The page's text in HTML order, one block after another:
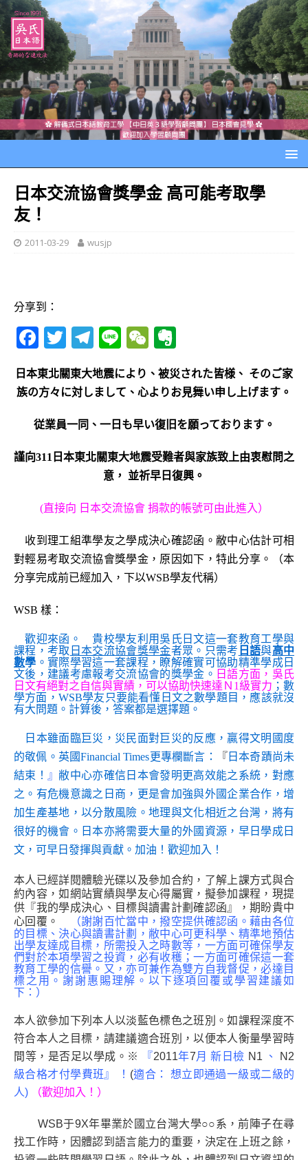
日本交流協會獎學金 高可能考取學
友！
2011-03-29 wusjp
分享到：
F
a
c
e
b
o
o
T
w
it
te
r
T
el
e
g
ra
m
Li
e
W
e
C
h
at
e
r
n
o
te
日本東北關東大地震により、被災された皆様、 そのご家
族の方々に対しまして、心よりお見舞い申し上げます。
従業員一同、一日も早い復旧を願っております。
謹向311日本東北關東大地震受難者與家族致上由衷慰問之
意，
並祈早日復興。
(直接向 日本交流協會 捐款的帳號可由此進入）
收到理工組準學友之學成決心確認函。敝中心估計可相
對輕易考取交流協會獎學金，原因如下，特此分享。（本
分享完成前已經加入，下以WSB學友代稱）
WSB 樣：
歡迎來函。 貴校學友利用吳氏日文這一套教育工學與
課程，考取 日本交流協會獎學金者眾。只需考 日語與高中
數學 。實際學習這一套課程，瞭解確實可協助精準學成日
文後，建議考慮報考交流協會的獎學金。 日語方面，吳氏
日文有絕對之自信與實績，可以協助快速達Ｎ1級實力 ；數
學方面，WSB學友只要能看懂日文之數學題目，應該就沒
有大問題。計算後，答案都是選擇題。
日本雖面臨巨災， 災民面對巨災的反應，贏得文明國度
的敬佩。 英國Financial Times更專欄斷言： 『 日本奇蹟尚未
結束！ 』 敝中心亦確信日本會發明更高效能之系統，對應
之。有危機意識之日商，更是會加強與外國企業合作，增
加生產基地，以分散風險。地理與文化相近之台灣，將有
很好的機會。日本亦將需要大量的外國資源，早日學成日
文，可早日發揮與貢獻。加油！歡迎加入！
本人已經詳閱體驗光碟以及參加合約，了解上課方式與合
約內容，如網站實績與學友心得屬實，擬參加課程，現提
供『我的學成決心、目標與讀書計劃確認函』，期盼貴中
心回覆。
（謝謝百忙當中，撥空提供確認函。藉由各位
的目標、決心與讀書計劃，敝中心可更科學、精準地預估
出學友達成目標，所需投入之時數等，一方面可確保學友
們對於本項學習之投資，必有收穫；一方面可確保這一套
教育工學的信譽。又，亦可兼作為雙方自我督促，必達目
標之用。謝謝惠賜理解。以下逐項回覆或學習建議如
下：）
本人欲參加下列本人以淡藍色標色之班別。如課程深度不
符合本人之目標，請建議適合班別，以便本人衡量學習時
間等，是否足以學成。 ※ 『2011年7月 新日檢 N1 、
N2
級合格才付學費班』 ！ (適合： 想立即通過一級或二級的
人) （歡迎加入！）
WSB于9X年畢業於國立台灣大學○○系，前陣子在尋
找工作時，因體認到語言能力的重要，決定在上班之餘，